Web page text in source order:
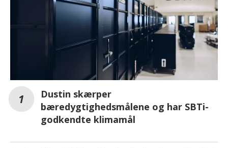
Dustin skærper
bæredygtighedsmålene og har SBTi-
godkendte klimamål